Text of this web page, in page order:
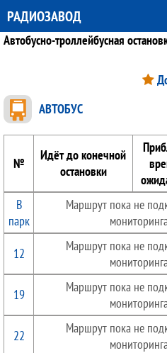
РАДИОЗАВОД
Автобусно-троллейбусная
АВТОБУС
№
Идёт до конечной
остановки
В
парк
Маршрут пока не
12
Маршрут пока не
19
Маршрут пока не
22
Маршрут пока не